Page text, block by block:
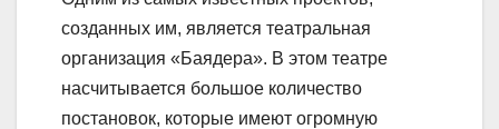
созданных им, является театральная
организация «Баядера». В этом театре
насчитывается большое количество
постановок, которые имеют огромную